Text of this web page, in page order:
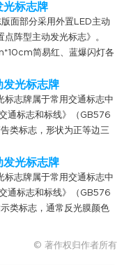
光标志牌
面部分采用外置LED主动
阵型主动发光标志》。
简易红、蓝爆闪灯各
于120小时。 4、图例标志
发光标志牌
标志牌属于常用交通标志中
通标志和标线》（GB576
类标志，形状为正等边三
常有边长70cm、90cm、1
发光标志牌
标志牌属于常用交通标志中
通标志和标线》（GB576
类标志，通常反光膜颜色
小型指示标志有：弯道诱导
© 著作权归作者所有